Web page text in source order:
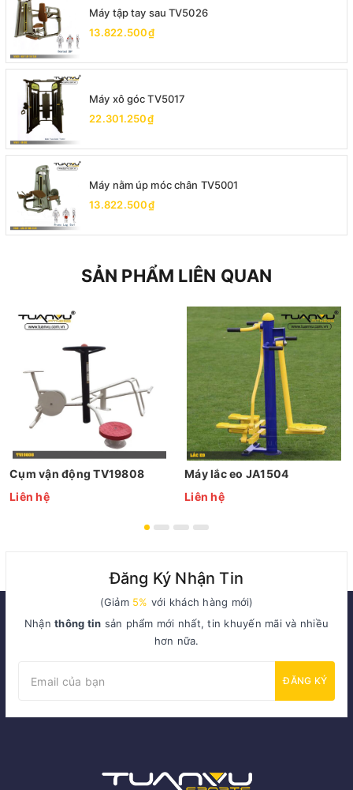
Máy tập tay sau TV5026
13.822.500₫
Máy xô góc TV5017
22.301.250₫
Máy nằm úp móc chân TV5001
13.822.500₫
SẢN PHẨM LIÊN QUAN
Cụm vận động TV19808
Liên hệ
Máy lắc eo JA1504
Liên hệ
Đăng Ký Nhận Tin
(Giảm 5% với khách hàng mới)
Nhậnthông tin sản phẩm mới nhất, tin khuyến mãi và nhiều
hơn nữa.
ĐĂNG KÝ